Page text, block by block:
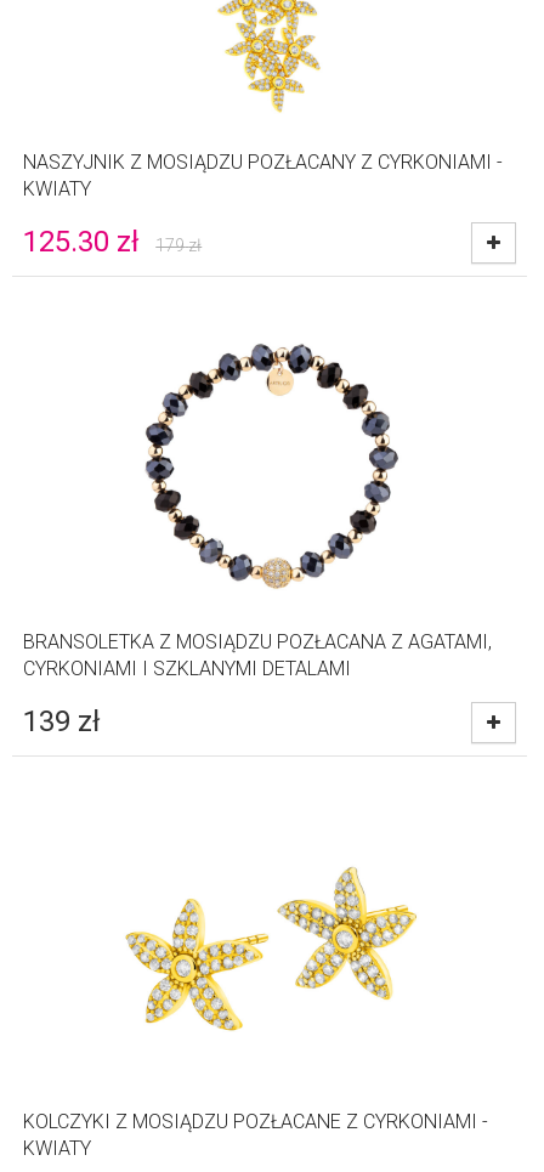
NASZYJNIK Z MOSIĄDZU POZŁACANY Z CYRKONIAMI -
KWIATY
125.30 zł 179zł
BRANSOLETKA Z MOSIĄDZU POZŁACANA Z AGATAMI,
CYRKONIAMI I SZKLANYMI DETALAMI
139 zł
KOLCZYKI Z MOSIĄDZU POZŁACANE Z CYRKONIAMI -
KWIATY